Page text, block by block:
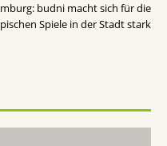
budni macht sich für die
Spiele in der Stadt stark